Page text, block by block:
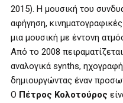
2015). Η μουσική του
αφήγηση,
μια μουσική με έντονη
Από το 2008
αναλογικά synths,
δημιουργώντας έναν
Ο Πέτρος Κολοτούρος